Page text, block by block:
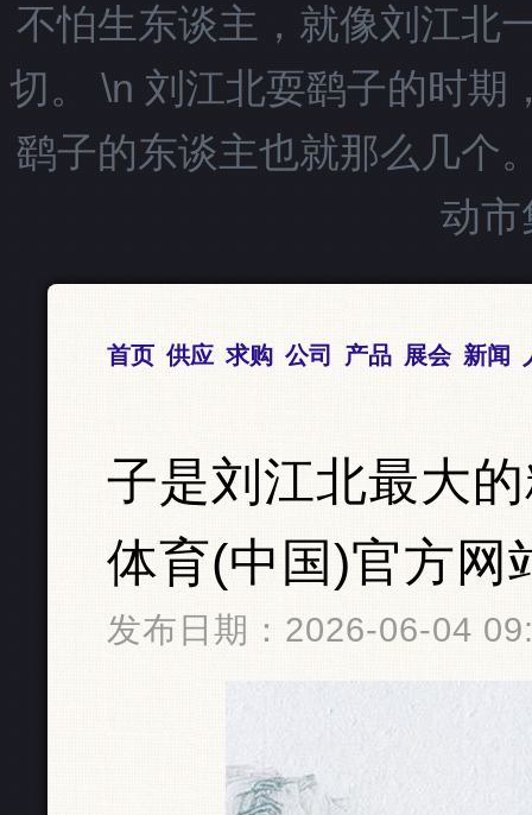
不怕生东谈主，就像刘江北
切。 \n 刘江北耍鹞子的时期
鹞子的东谈主也就那么几个
动市
首页 供应 求购 公司 产品 展会 新闻
子是刘江北最大
体育(中国)官方网
发布日期：2026-06-04